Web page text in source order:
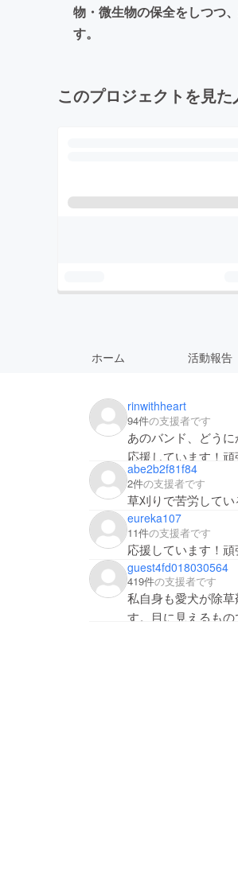
物・微生物の保全をしつつ
す。
このプロジェクトを見
ホーム 活動報告
rinwithheart
94件の支援者です
あのバンド、どうに
応援しています！頑
abe2b2f81f84
2件の支援者です
草刈りで苦労して
eureka107
11件の支援者です
応援しています！頑
guest4fd018030564
419件の支援者です
私自身も愛犬が除
す。目に見えるもの
気持ちだけですが
集まります事を、